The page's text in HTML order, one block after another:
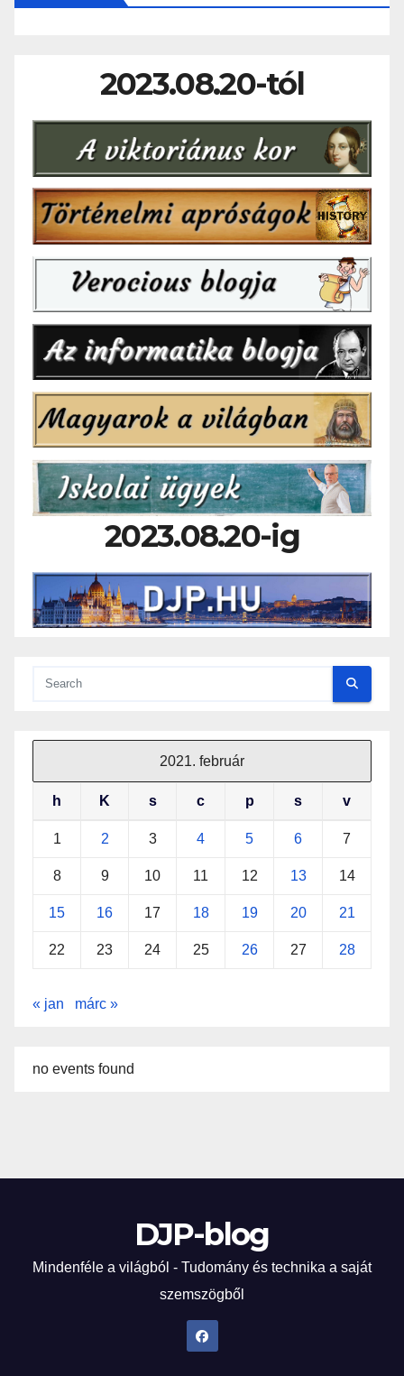
2023.08.20-tól
2023.08.20-ig
2021. február
h K s c p s v
1 2 3 4 5 6 7
8 9 10 11 12 13 14
15 16 17 18 19 20 21
22 23 24 25 26 27 28
« jan márc »
no events found
DJP-blog
Mindenféle a világból - Tudomány és technika a saját
szemszögből